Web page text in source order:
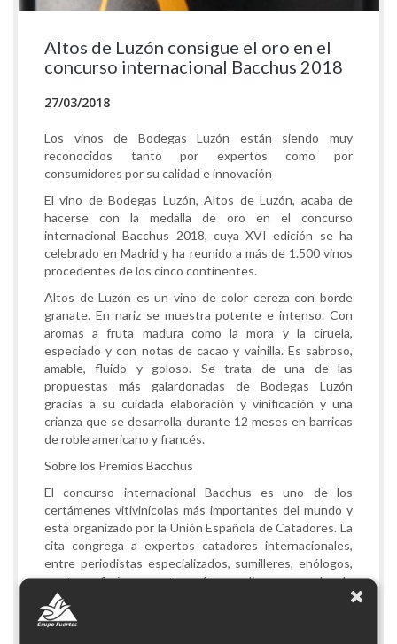
Altos de Luzón consigue el oro en el
concurso internacional Bacchus 2018
27/03/2018
Los vinos de Bodegas Luzón están siendo muy
reconocidos tanto por expertos como por
consumidores por su calidad e innovación
El vino de Bodegas Luzón, Altos de Luzón, acaba de
hacerse con la medalla de oro en el concurso
internacional Bacchus 2018, cuya XVI edición se ha
celebrado en Madrid y ha reunido a más de 1.500 vinos
procedentes de los cinco continentes.
Altos de Luzón es un vino de color cereza con borde
granate. En nariz se muestra potente e intenso. Con
aromas a fruta madura como la mora y la ciruela,
especiado y con notas de cacao y vainilla. Es sabroso,
amable, fluido y goloso. Se trata de una de las
propuestas más galardonadas de Bodegas Luzón
gracias a su cuidada elaboración y vinificación y una
crianza que se desarrolla durante 12 meses en barricas
de roble americano y francés.
Sobre los Premios Bacchus
El concurso internacional Bacchus es uno de los
certámenes vitivinícolas más importantes del mundo y
está organizado por la Unión Española de Catadores. La
cita congrega a expertos catadores internacionales,
entre periodistas especializados, sumilleres, enólogos,
masters of wine y masters of sommelier, encargados de
evaluar y reconocer la calidad de los vinos.
Bacchus es el único concurso internacional de vinos en